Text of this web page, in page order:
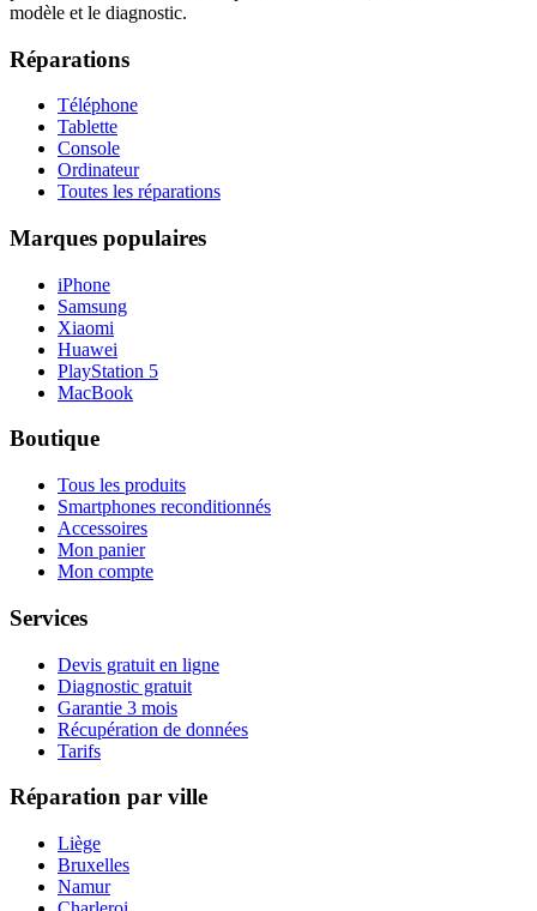
modèle et le diagnostic.
Réparations
Téléphone
Tablette
Console
Ordinateur
Toutes les réparations
Marques populaires
iPhone
Samsung
Xiaomi
Huawei
PlayStation 5
MacBook
Boutique
Tous les produits
Smartphones reconditionnés
Accessoires
Mon panier
Mon compte
Services
Devis gratuit en ligne
Diagnostic gratuit
Garantie 3 mois
Récupération de données
Tarifs
Réparation par ville
Liège
Bruxelles
Namur